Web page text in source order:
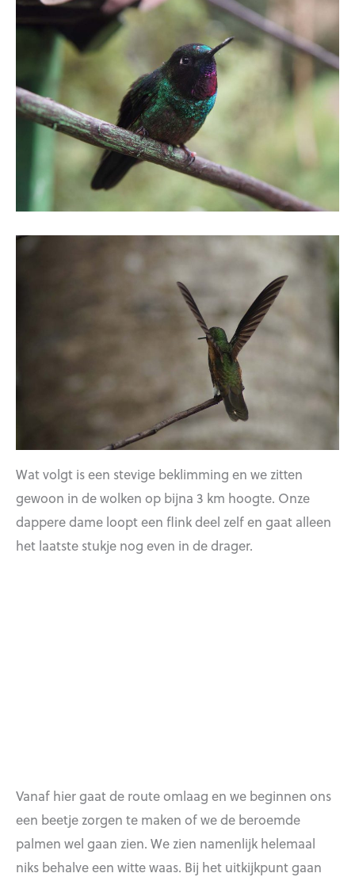
Wat volgt is een stevige beklimming en we zitten
gewoon in de wolken op bijna 3 km hoogte. Onze
dappere dame loopt een flink deel zelf en gaat alleen
het laatste stukje nog even in de drager.
Vanaf hier gaat de route omlaag en we beginnen ons
een beetje zorgen te maken of we de beroemde
palmen wel gaan zien. We zien namenlijk helemaal
niks behalve een witte waas. Bij het uitkijkpunt gaan